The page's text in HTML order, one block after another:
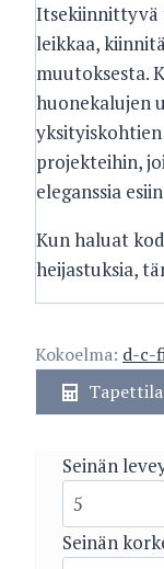
Itsekiinnittyvä
leikkaa,
muutoksesta.
huonekalujen
projekteihin,
eleganssia
Kun haluat
heijastuksia,
Kokoelma: d-c-
Seinän
Seinän